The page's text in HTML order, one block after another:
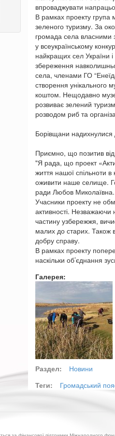
впроваджувати
В рамках проекту група
зеленого туризму. За
громада села власними
у всеукраїнському
найкращих сел України
збереження
села, членами ГО
створення унікального
коштом. Нещодавно
розвиває зелений
розводом риб та
Борівщани надихнулися
Приємно, що позитив
"Я рада, що проект
життя нашої спільноти
оживити наше селище.
ради Любов Миколаївна.
Учасники проекту не
активності.
частину узбережжя,
малих до старих. Також
добру справу.
В рамках проекту
наскільки об’єднання
Галерея:
Раздел:
Новини
Теги:
Громадський